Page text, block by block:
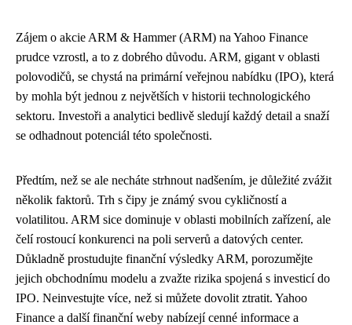
Zájem o akcie ARM & Hammer (ARM) na Yahoo Finance
prudce vzrostl, a to z dobrého důvodu. ARM, gigant v oblasti
polovodičů, se chystá na primární veřejnou nabídku (IPO), která
by mohla být jednou z největších v historii technologického
sektoru. Investoři a analytici bedlivě sledují každý detail a snaží
se odhadnout potenciál této společnosti.
Předtím, než se ale necháte strhnout nadšením, je důležité zvážit
několik faktorů. Trh s čipy je známý svou cykličností a
volatilitou. ARM sice dominuje v oblasti mobilních zařízení, ale
čelí rostoucí konkurenci na poli serverů a datových center.
Důkladně prostudujte finanční výsledky ARM, porozumějte
jejich obchodnímu modelu a zvažte rizika spojená s investicí do
IPO. Neinvestujte více, než si můžete dovolit ztratit. Yahoo
Finance a další finanční weby nabízejí cenné informace a